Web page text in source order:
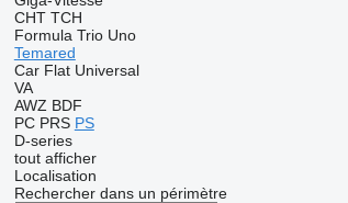
CHT TCH
Formula Trio Uno
Temared
Car Flat Universal
VA
AWZ BDF
PC PRS PS
D-series
tout afficher
Localisation
Rechercher dans un périmètre